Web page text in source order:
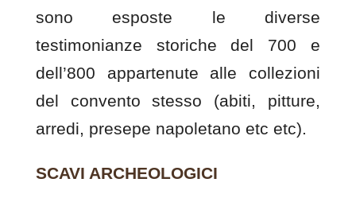
sono esposte le diverse
testimonianze storiche del 700 e
dell’800 appartenute alle collezioni
del convento stesso (abiti, pitture,
arredi, presepe napoletano etc etc).
SCAVI ARCHEOLOGICI